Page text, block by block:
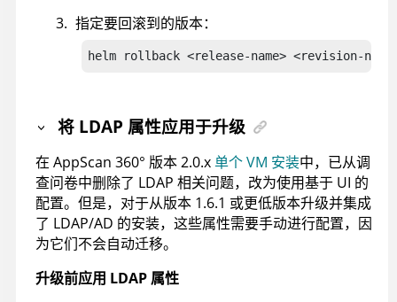
指定要回滚到的版本：
helm rollback <release-name> <revision-
将 LDAP 属性应用于升级
在 AppScan 360° 版本 2.0.x单个 VM 安装中，已从调
查问卷中删除了 LDAP 相关问题，改为使用基于 UI 的
配置。但是，对于从版本 1.6.1 或更低版本升级并集成
了 LDAP/AD 的安装，这些属性需要手动进行配置，因
为它们不会自动迁移。
升级前应用 LDAP 属性